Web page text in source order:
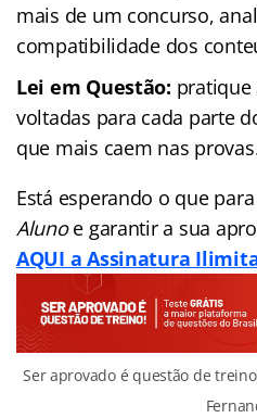
mais de um concurso,
compatibilidade dos
Lei em Questão: pratique
voltadas para cada parte
que mais caem nas
Está esperando o que
Alunoe garantir a sua
AQUI a Assinatura
Ser aprovado é questão de